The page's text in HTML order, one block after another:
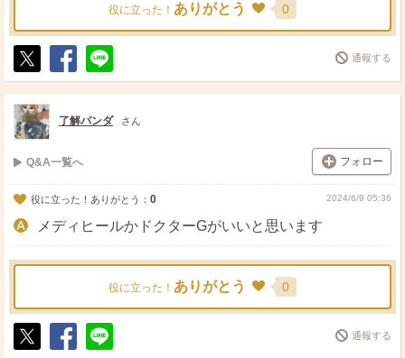
役に立った！ ありがとう 0
ポ
ス
ト
シ
ェ
送
る
通報する
了解パンダ さん
Q&A一覧へ フォロー
役に立った！ありがとう： 0 2024/6/9 05:36
メディヒールかドクターGがいいと思います
役に立った！ ありがとう 0
通報する